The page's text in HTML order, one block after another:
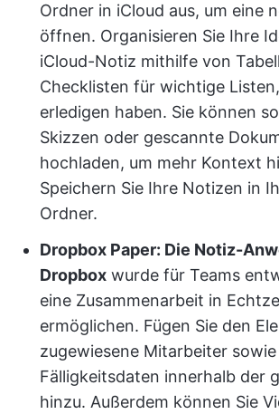
Ordner in iCloud aus, um eine
öffnen. Organisieren Sie Ihre
iCloud-Notiz mithilfe von
Checklisten für wichtige
erledigen haben. Sie können
Skizzen oder gescannte
hochladen, um mehr Kontext
Speichern Sie Ihre Notizen in
Ordner.
Dropbox Paper: Die Notiz-
Dropbox wurde für Teams
eine Zusammenarbeit in
ermöglichen. Fügen Sie den
zugewiesene Mitarbeiter sowie
Fälligkeitsdaten innerhalb der
hinzu. Außerdem können Sie